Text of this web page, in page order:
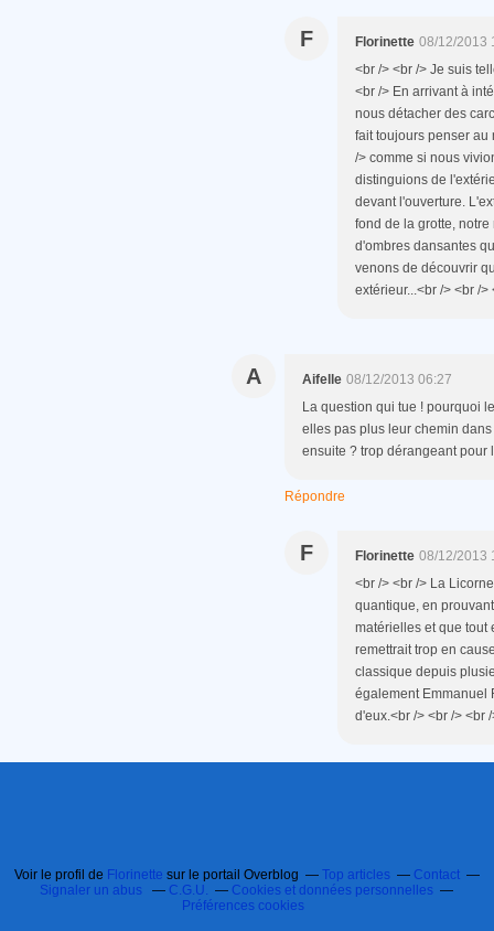
F Florinette 08/12/2013
<br /> <br /> Je suis
<br /> En arrivant à
nous détacher des
fait toujours penser au
/> comme si nous
distinguions de
devant l'ouverture.
fond de la grotte,
d'ombres dansantes
venons de découvrir
extérieur...<br /> <br /
A Aifelle 08/12/2013 06:27
La question qui tue ! pourquoi
elles pas plus leur chemin
ensuite ? trop dérangeant pour
Répondre
F Florinette 08/12/2013
<br /> <br /> La
quantique, en
matérielles et que tout
remettrait trop en
classique depuis
également Emmanuel
d'eux.<br /> <br /> <br
Voir le profil de Florinette sur le portail Overblog Top articles
Contact
Signaler un abus
C.G.U.
Cookies et données personnelles
Préférences cookies